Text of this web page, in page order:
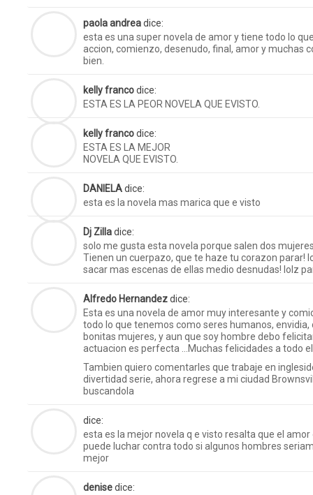
paola andreadice:
esta es una super novela de amor y tiene todo lo
accion, comienzo, desenudo, final, amor y muchas
bien.
kelly francodice:
ESTA ES LA PEOR NOVELA QUE EVISTO.
kelly francodice:
ESTA ES LA MEJOR
NOVELA QUE EVISTO.
DANIELAdice:
esta es la novela mas marica que e visto
Dj Zilladice:
solo me gusta esta novela porque salen dos
Tienen un cuerpazo, que te haze tu corazon parar!
sacar mas escenas de ellas medio desnudas! lolz
Alfredo Hernandezdice:
Esta es una novela de amor muy interesante y
todo lo que tenemos como seres humanos,
bonitas mujeres, y aun que soy hombre debo
actuacion es perfecta …Muchas felicidades a todo el
Tambien quiero comentarles que trabaje en
divertidad serie, ahora regrese a mi ciudad
buscandola
dice:
esta es la mejor novela q e visto resalta que el
puede luchar contra todo si algunos hombres
mejor
denisedice: